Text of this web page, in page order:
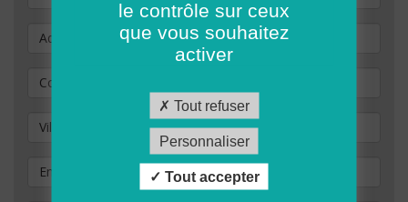
Adresse
Code Postal
Ville / commune
Email
le contrôle sur ceux
que vous souhaitez
activer
Tout refuser
Personnaliser
Tout accepter